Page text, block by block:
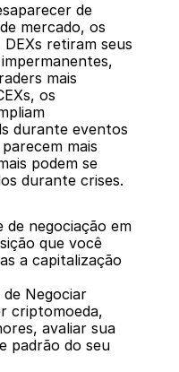
de
mercado, os
retiram seus
mais
os
durante eventos
mais
podem se
durante crises.
de negociação em
que você
a capitalização
de Negociar
criptomoeda,
avaliar sua
padrão do seu